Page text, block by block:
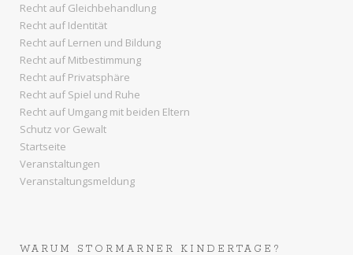
Recht auf Gleichbehandlung
Recht auf Identität
Recht auf Lernen und Bildung
Recht auf Mitbestimmung
Recht auf Privatsphäre
Recht auf Spiel und Ruhe
Recht auf Umgang mit beiden Eltern
Schutz vor Gewalt
Startseite
Veranstaltungen
Veranstaltungsmeldung
WARUM STORMARNER KINDERTAGE?